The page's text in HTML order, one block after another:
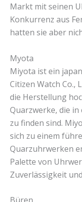
Markt mit seinen
Konkurrenz aus
hatten sie aber
Myota
Miyota ist ein
Citizen Watch
die Herstellung
Quarzwerke, die
zu finden sind.
sich zu einem
Quarzuhrwerken
Palette von
Zuverlässigkeit